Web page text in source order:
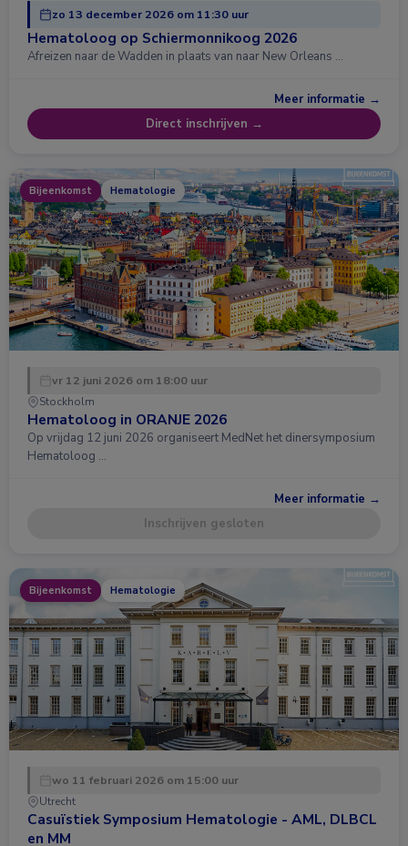
zo 13 december 2026 om 11:30 uur
Hematoloog op Schiermonnikoog 2026
Afreizen naar de Wadden in plaats van naar New Orleans …
Meer informatie →
Direct inschrijven →
Bijeenkomst Hematologie
vr 12 juni 2026 om 18:00 uur
Stockholm
Hematoloog in ORANJE 2026
Op vrijdag 12 juni 2026 organiseert MedNet het dinersymposium
Hematoloog …
Meer informatie →
Inschrijven gesloten
Bijeenkomst Hematologie
wo 11 februari 2026 om 15:00 uur
Utrecht
Casuïstiek Symposium Hematologie - AML, DLBCL
en MM